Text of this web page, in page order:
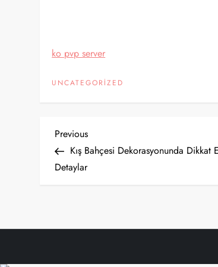
ko pvp server
UNCATEGORIZED
Y
a
ı
Previous
Post
Previous
Kış Bahçesi Dekorasyonunda Dikkat
Detaylar